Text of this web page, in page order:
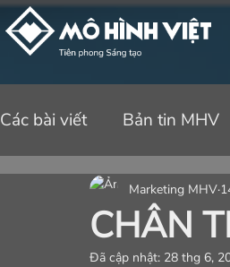
Các bài viết Bản tin MHV
CHÂN
Marketing MHV
Đã cập nhật: 28 thg 6,